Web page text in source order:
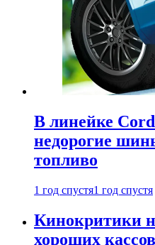
В линейке
недорогие
топливо
1 год спустя1 год спустя
Кинокритики
хороших